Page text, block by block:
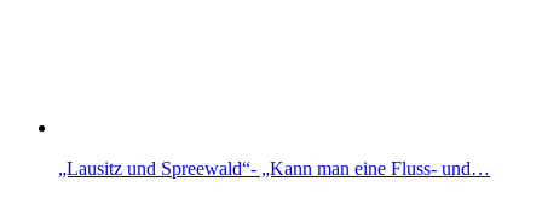
„Lausitz und Spreewald“- „Kann man eine Fluss- und…